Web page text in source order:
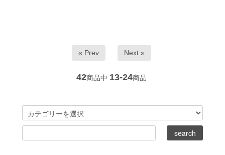
« Prev Next »
42商品中 13-24商品